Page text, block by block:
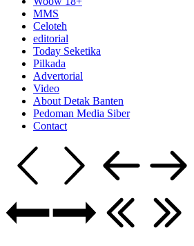
MMS
Celoteh
editorial
Today Seketika
Pilkada
Advertorial
Video
About Detak Banten
Pedoman Media Siber
Contact